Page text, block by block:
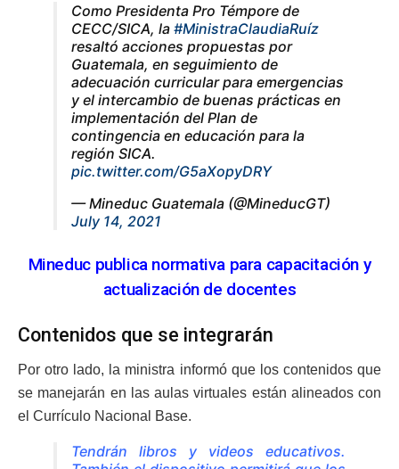
Como Presidenta Pro Témpore de
CECC/SICA, la #MinistraClaudiaRuíz
resaltó acciones propuestas por
Guatemala, en seguimiento de
adecuación curricular para emergencias
y el intercambio de buenas prácticas en
implementación del Plan de
contingencia en educación para la
región SICA.
pic.twitter.com/G5aXopyDRY
— Mineduc Guatemala (@MineducGT)
July 14, 2021
Mineduc publica normativa para capacitación y
actualización de docentes
Contenidos que se integrarán
Por otro lado, la ministra informó que los contenidos que
se manejarán en las aulas virtuales están alineados con
el Currículo Nacional Base.
Tendrán libros y videos educativos.